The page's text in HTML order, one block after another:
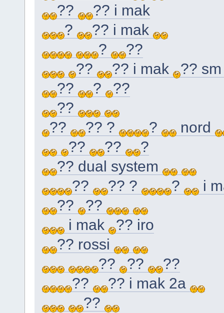
??
?? i mak
?
?? i mak
?
??
??
?? i mak
??
??
?
??
??
??
?? ? ?
nord
??
??
?
?? dual system
??
?? ? ?
i
??
??
i mak
?? iro
?? rossi
??
??
??
??
?? i mak 2a
??